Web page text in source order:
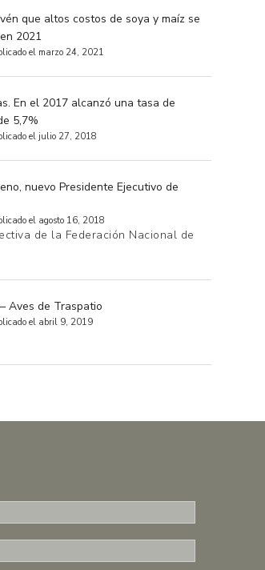
que altos costos de soya y maíz se
2021
el marzo 24, 2021
En el 2017 alcanzó una tasa de
5,7%
el julio 27, 2018
nuevo Presidente Ejecutivo de
el agosto 16, 2018
de la Federación Nacional de
Aves de Traspatio
el abril 9, 2019